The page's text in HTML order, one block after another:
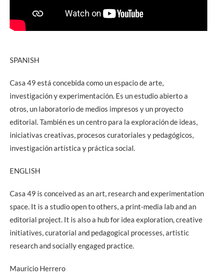
SPANISH
Casa 49 está concebida como un espacio de arte,
investigación y experimentación. Es un estudio abierto a
otros, un laboratorio de medios impresos y un proyecto
editorial. También es un centro para la exploración de ideas,
iniciativas creativas, procesos curatoriales y pedagógicos,
investigación artística y práctica social.
ENGLISH
Casa 49 is conceived as an art, research and experimentation
space. It is a studio open to others, a print-media lab and an
editorial project. It is also a hub for idea exploration, creative
initiatives, curatorial and pedagogical processes, artistic
research and socially engaged practice.
Mauricio Herrero